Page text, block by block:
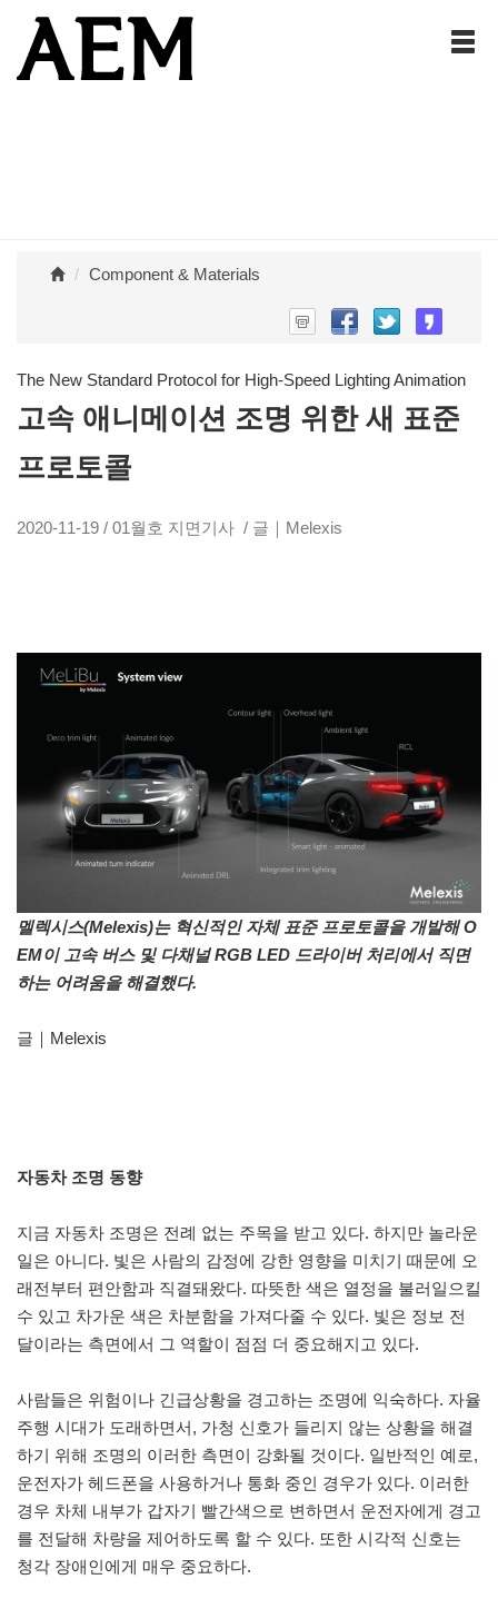
Component & Materials
The New Standard Protocol for High-Speed Lighting Animation
고속 애니메이션 조명 위한 새 표준
프로토콜
2020-11-19 / 01월호 지면기사 / 글｜Melexis
멜렉시스(Melexis)는 혁신적인 자체 표준 프로토콜을 개발해 O
EM이 고속 버스 및 다채널 RGB LED 드라이버 처리에서 직면
하는 어려움을 해결했다.
글｜Melexis
자동차 조명 동향
지금 자동차 조명은 전례 없는 주목을 받고 있다. 하지만 놀라운
일은 아니다. 빛은 사람의 감정에 강한 영향을 미치기 때문에 오
래전부터 편안함과 직결돼왔다. 따뜻한 색은 열정을 불러일으킬
수 있고 차가운 색은 차분함을 가져다줄 수 있다. 빛은 정보 전
달이라는 측면에서 그 역할이 점점 더 중요해지고 있다.
사람들은 위험이나 긴급상황을 경고하는 조명에 익숙하다. 자율
주행 시대가 도래하면서, 가청 신호가 들리지 않는 상황을 해결
하기 위해 조명의 이러한 측면이 강화될 것이다. 일반적인 예로,
운전자가 헤드폰을 사용하거나 통화 중인 경우가 있다. 이러한
경우 차체 내부가 갑자기 빨간색으로 변하면서 운전자에게 경고
를 전달해 차량을 제어하도록 할 수 있다. 또한 시각적 신호는
청각 장애인에게 매우 중요하다.